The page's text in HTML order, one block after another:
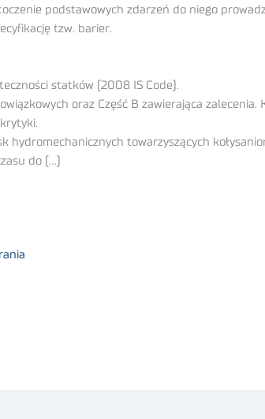
podstawowych zdarzeń do niego
tzw. barier.
statków (2008 IS Code).
oraz Część B zawierająca zalecenia.
hydromechanicznych towarzyszących
do (…)